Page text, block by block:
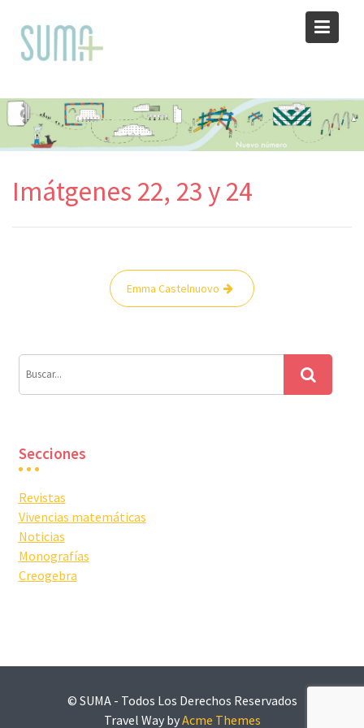
content
Imátgenes 22, 23 y 24
Navegación
Emma Castelnuovo
Secciones
Revistas
Vivencias matemáticas
Noticias
Monografías
Creogebra
© SUMA - Todos Los Derechos Reservados
Travel Way byAcme Themes